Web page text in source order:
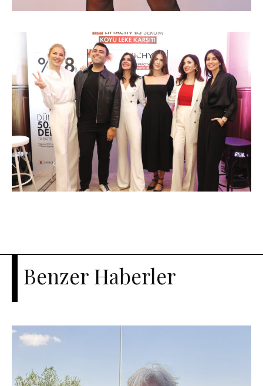
Benzer Haberler